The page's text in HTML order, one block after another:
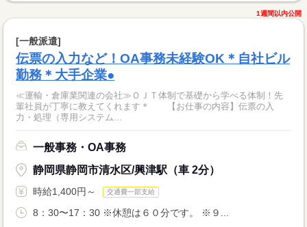
1週間以内公開
[一般派遣]
伝票の入力など！OA事務未経験OK＊自社ビル
勤務＊大手企業●
≪運輸・倉庫業関連の会社≫ＯＪＴ体制で基礎から学べる体制！先
輩社員が丁寧に教えてくれます＊ 【お仕事の内容】伝票の入
力・処理（専用システム...
一般事務・OA事務
静岡県静岡市清水区/興津駅（車 2分）
時給1,400円～ 交通費一部支給
8：30〜17：30 ※休憩は６０分です。 ※９...